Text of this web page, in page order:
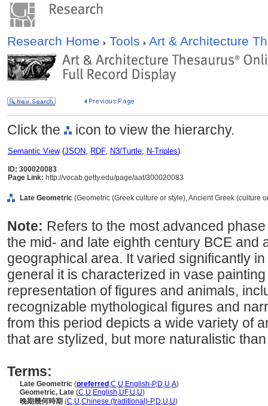
Research Home Tools Art & Architecture
Click the icon to view the hierarchy.
Semantic View(JSON, RDF, N3/Turtle, N-Triples)
ID: 300020083
Page Link: http://vocab.getty.edu/page/aat/300020083
Late Geometric (Geometric (Greek culture or style), Ancient Greek (culture
Note: Refers to the most advanced
the mid- and late eighth century BCE and
geographical area. It varied significantly
general it is characterized in vase
representation of figures and animals,
recognizable mythological figures and
from this period depicts a wide variety of
that are stylized, but more naturalistic
Terms:
Late Geometric (preferred ,C,U,English-P,D,U,A)
Geometric, Late (C,U,English,UF,U,U)
晚期幾何時期 (C,U,Chinese (traditional)-P,D,U,U)